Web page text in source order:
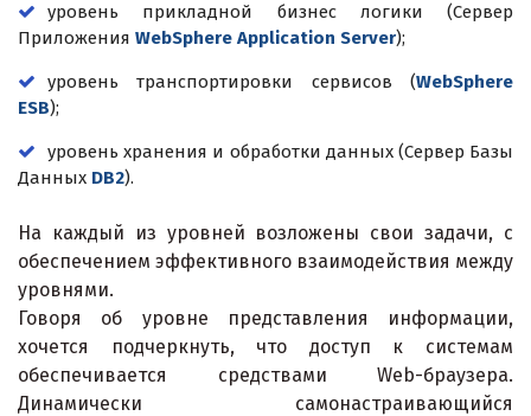
уровень прикладной бизнес логики (Сервер
Приложения WebSphere Application Server);
уровень транспортировки сервисов (WebSphere
ESB);
уровень хранения и обработки данных (Сервер Базы
Данных DB2).
На каждый из уровней возложены свои задачи, с
обеспечением эффективного взаимодействия между
уровнями.
Говоря об уровне представления информации,
хочется подчеркнуть, что доступ к системам
обеспечивается средствами Web-браузера.
Динамически самонастраивающийся